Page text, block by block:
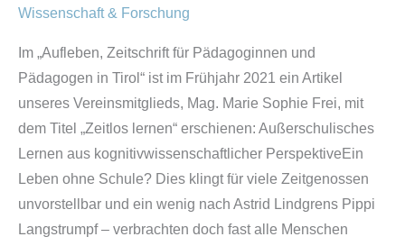
Wissenschaft & Forschung
Im „Aufleben, Zeitschrift für Pädagoginnen und
Pädagogen in Tirol“ ist im Frühjahr 2021 ein Artikel
unseres Vereinsmitglieds, Mag. Marie Sophie Frei, mit
dem Titel „Zeitlos lernen“ erschienen: Außerschulisches
Lernen aus kognitivwissenschaftlicher PerspektiveEin
Leben ohne Schule? Dies klingt für viele Zeitgenossen
unvorstellbar und ein wenig nach Astrid Lindgrens Pippi
Langstrumpf – verbrachten doch fast alle Menschen